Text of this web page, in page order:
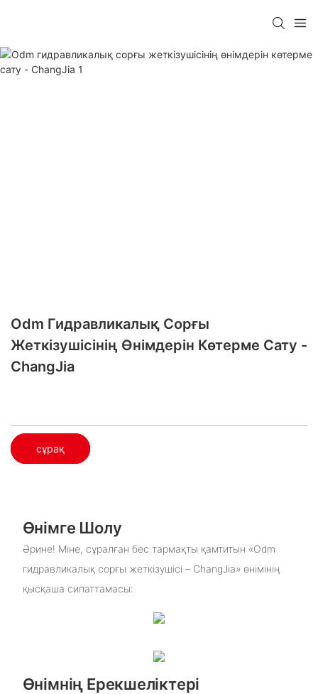
Odm Гидравликалық Сорғы
Жеткізушісінің Өнімдерін Көтерме Сату -
ChangJia
сұрақ
Өнімге Шолу
Әрине! Міне, сұралған бес тармақты қамтитын «Odm
гидравликалық сорғы жеткізушісі – ChangJia» өнімінің
қысқаша сипаттамасы:
Өнімнің Ерекшеліктері